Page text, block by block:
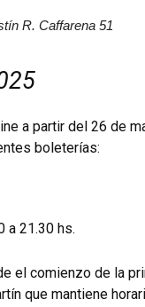
R. Caffarena 51
a partir del 26 de
boleterías:
a 21.30 hs.
el comienzo de la
que mantiene